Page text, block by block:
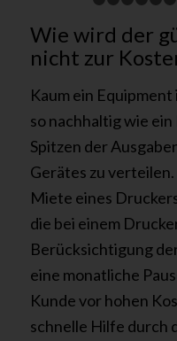
Wie wird der
nicht zur
Kaum ein
so nachhaltig wie
Spitzen der
Gerätes zu
Miete eines
die bei einem
Berücksichtigung
eine monatliche
Kunde vor hohen
schnelle Hilfe durch